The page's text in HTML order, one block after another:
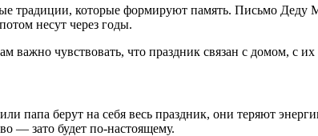
которые формируют память. Письмо Деду
несут через годы.
чувствовать, что праздник связан с домом, с их
папа берут на себя весь праздник, они теряют
— зато будет по-настоящему.